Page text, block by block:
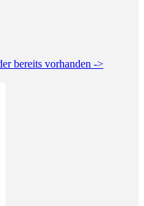
bereits vorhanden ->